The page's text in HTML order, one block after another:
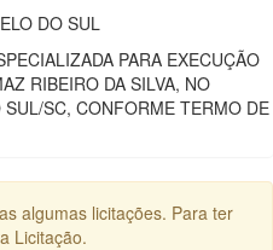
DO SUL
PARA EXECUÇÃO
RIBEIRO DA SILVA, NO
SC, CONFORME TERMO DE
algumas licitações. Para ter
Licitação.